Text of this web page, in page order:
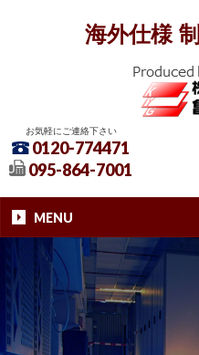
海外仕様
お気軽にご連絡下さい
0120-774471
095-864-7001
MENU